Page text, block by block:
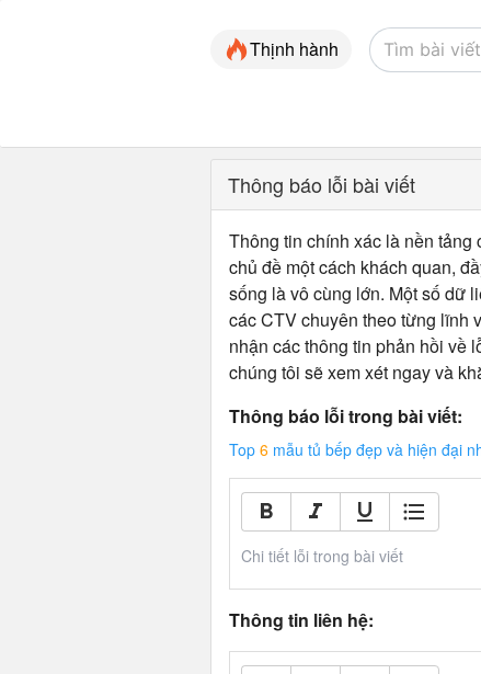
Thịnh hành
Thông báo lỗi bài viết
Thông tin chính xác là nền
chủ đề một cách khách quan,
sống là vô cùng lớn. Một số dữ
các CTV chuyên theo từng lĩnh
nhận các thông tin phản hồi về
chúng tôi sẽ xem xét ngay và
Thông báo lỗi trong bài viết:
Top 6 mẫu tủ bếp đẹp và hiện đại
Chi tiết lỗi trong bài viết
Thông tin liên hệ: